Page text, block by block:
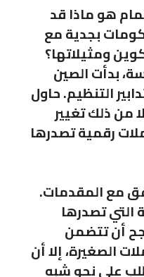
هو ماذا قد
بجدية مع
ومثيلاتها؟
بدأت الصين
التنظيم. حاول
من ذلك تغيير
رقمية تصدرها
مع المقدمات.
التي تصدرها
أن تتضمن
الصغيرة، إلا أن
على نحو شبه